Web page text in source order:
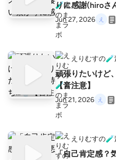
りに感謝(hiroさ
Jun 27, 2026
えりむすの🧪
頑張りたいけど
【音注意】
Jun 21, 2026
えりむすの🧪
「自己肯定感？